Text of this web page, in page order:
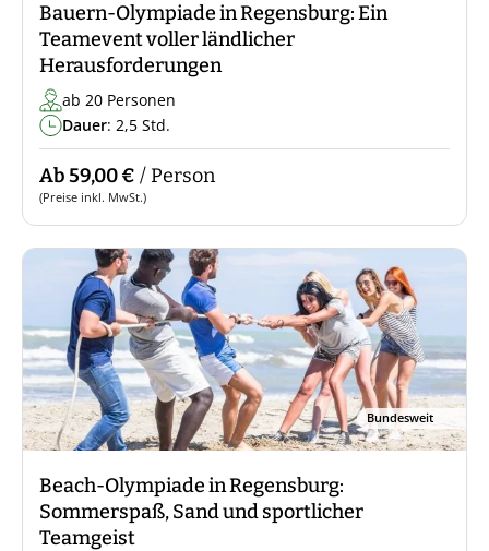
Bauern-Olympiade in Regensburg: Ein
Teamevent voller ländlicher
Herausforderungen
ab 20 Personen
Dauer: 2,5 Std.
Ab 59,00 € / Person
(Preise inkl. MwSt.)
Bundesweit
Beach-Olympiade in Regensburg:
Sommerspaß, Sand und sportlicher
Teamgeist